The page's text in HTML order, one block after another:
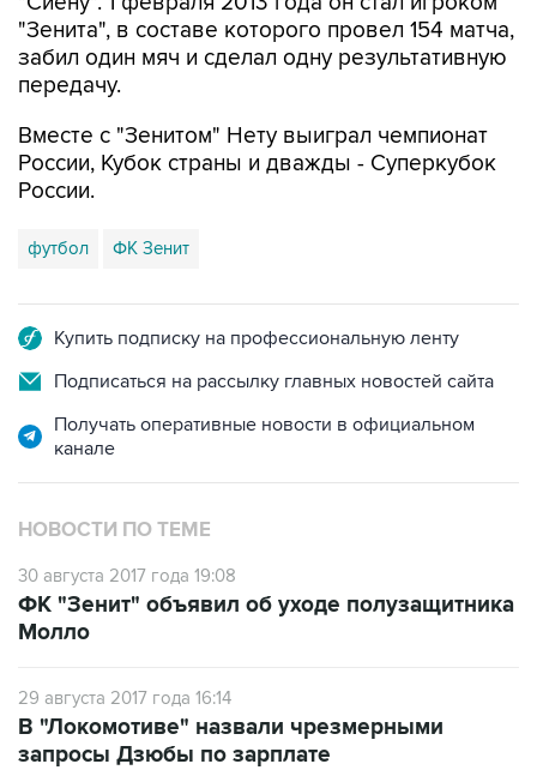
"Зенита", в составе которого провел 154 матча,
забил один мяч и сделал одну результативную
передачу.
Вместе с "Зенитом" Нету выиграл чемпионат
России, Кубок страны и дважды - Суперкубок
России.
футбол ФК Зенит
Купить подписку на профессиональную ленту
Подписаться на рассылку главных новостей сайта
Получать оперативные новости в официальном
канале
НОВОСТИ ПО ТЕМЕ
30 августа 2017 года 19:08
ФК "Зенит" объявил об уходе полузащитника
Молло
29 августа 2017 года 16:14
В "Локомотиве" назвали чрезмерными
запросы Дзюбы по зарплате